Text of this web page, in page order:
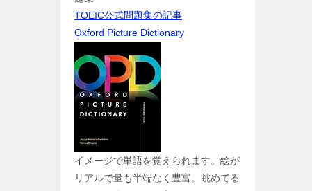
TOEIC公式問題集の記事
Oxford Picture Dictionary
イメージで単語を覚えられます。絵が
リアルで量も半端なく豊富。眺めてる